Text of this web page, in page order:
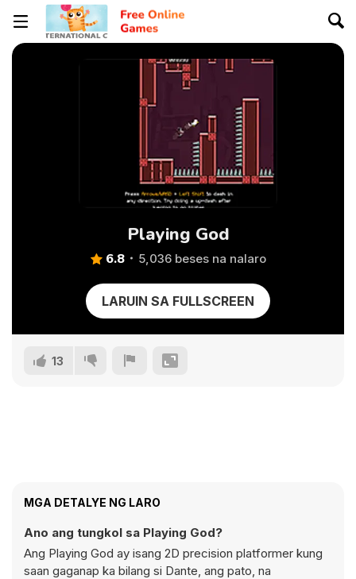
Playing God
6.8 5,036 beses na nalaro
LARUIN SA FULLSCREEN
13
MGA DETALYE NG LARO
Ano ang tungkol sa Playing God?
Ang Playing God ay isang 2D precision platformer kung
saan gaganap ka bilang si Dante, ang pato, na